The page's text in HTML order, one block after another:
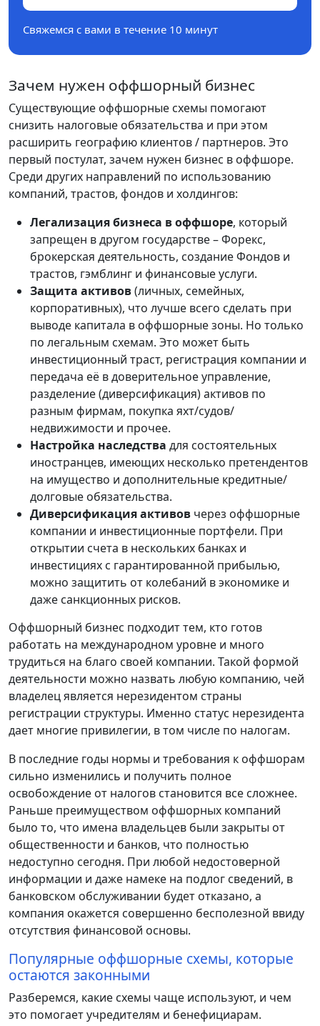
Свяжемся с вами в течение 10 минут
Зачем нужен оффшорный бизнес
Существующие оффшорные схемы помогают
снизить налоговые обязательства и при этом
расширить географию клиентов / партнеров. Это
первый постулат, зачем нужен бизнес в оффшоре.
Среди других направлений по использованию
компаний, трастов, фондов и холдингов:
Легализация бизнеса в оффшоре, который
запрещен в другом государстве – Форекс,
брокерская деятельность, создание Фондов и
трастов, гэмблинг и финансовые услуги.
Защита активов(личных, семейных,
корпоративных), что лучше всего сделать при
выводе капитала в оффшорные зоны. Но только
по легальным схемам. Это может быть
инвестиционный траст, регистрация компании и
передача её в доверительное управление,
разделение (диверсификация) активов по
разным фирмам, покупка яхт/судов/
недвижимости и прочее.
Настройка наследства для состоятельных
иностранцев, имеющих несколько претендентов
на имущество и дополнительные кредитные/
долговые обязательства.
Диверсификация активов через оффшорные
компании и инвестиционные портфели. При
открытии счета в нескольких банках и
инвестициях с гарантированной прибылью,
можно защитить от колебаний в экономике и
даже санкционных рисков.
Оффшорный бизнес подходит тем, кто готов
работать на международном уровне и много
трудиться на благо своей компании. Такой формой
деятельности можно назвать любую компанию, чей
владелец является нерезидентом страны
регистрации структуры. Именно статус нерезидента
дает многие привилегии, в том числе по налогам.
В последние годы нормы и требования к оффшорам
сильно изменились и получить полное
освобождение от налогов становится все сложнее.
Раньше преимуществом оффшорных компаний
было то, что имена владельцев были закрыты от
общественности и банков, что полностью
недоступно сегодня. При любой недостоверной
информации и даже намеке на подлог сведений, в
банковском обслуживании будет отказано, а
компания окажется совершенно бесполезной ввиду
отсутствия финансовой основы.
Популярные оффшорные схемы, которые
остаются законными
Разберемся, какие схемы чаще используют, и чем
это помогает учредителям и бенефициарам.